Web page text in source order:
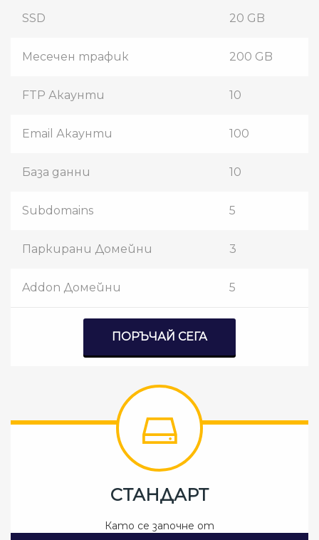
SSD 20 GB
Месечен трафик 200 GB
FTP Акаунти 10
Email Акаунти 100
База данни 10
Subdomains 5
Паркирани Домейни 3
Addon Домейни 5
ПОРЪЧАЙ СЕГА
СТАНДАРТ
Като се започне от